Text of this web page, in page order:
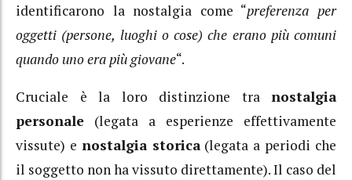
identificarono la nostalgia come “preferenza per
oggetti (persone, luoghi o cose) che erano più comuni
quando uno era più giovane“.
Cruciale è la loro distinzione tra nostalgia
personale (legata a esperienze effettivamente
vissute) e nostalgia storica(legata a periodi che
il soggetto non ha vissuto direttamente). Il caso del